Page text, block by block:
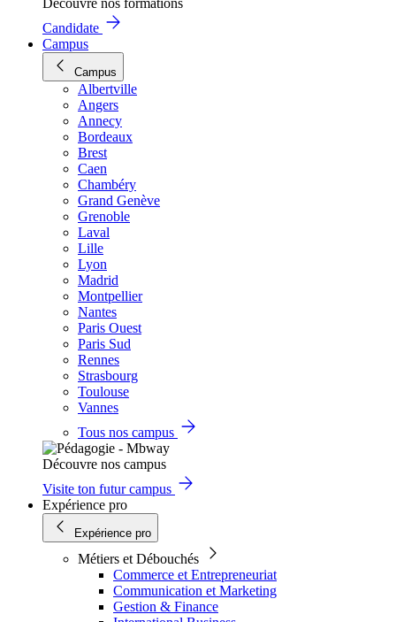
Découvre nos formations
Candidate
Campus
Campus
Albertville
Angers
Annecy
Bordeaux
Brest
Caen
Chambéry
Grand Genève
Grenoble
Laval
Lille
Lyon
Madrid
Montpellier
Nantes
Paris Ouest
Paris Sud
Rennes
Strasbourg
Toulouse
Vannes
Tous nos campus
Découvre nos campus
Visite ton futur campus
Expérience pro
Expérience pro
Métiers et Débouchés
Commerce et Entrepreneuriat
Communication et Marketing
Gestion & Finance